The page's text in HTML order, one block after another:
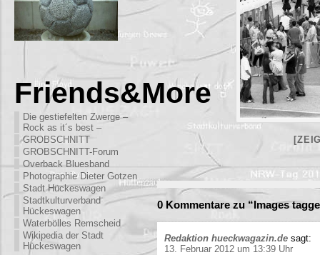
Friends&More
Die gestiefelten Zwerge –
Rock as it´s best –
GROBSCHNITT
GROBSCHNITT-Forum
Overback Bluesband
Photographie Dieter Gotzen
Stadt Hückeswagen
Stadtkulturverband
Hückeswagen
Waterbölles Remscheid
Wikipedia der Stadt
Hückeswagen
0 Kommentare zu “Images
Redaktion hueckwagazin.de sagt:
13. Februar 2012 um 13:39 Uhr